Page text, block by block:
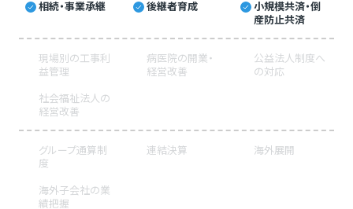
相続・事業承継 後継者育成
小規模共済・倒
産防止共済
現場別の工事利
益管理
病医院の開業・
経営改善
公益法人制度へ
の対応
社会福祉法人の
経営改善
グループ通算制
度
連結決算 海外展開
海外子会社の業
績把握